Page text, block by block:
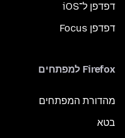
דפדפן ל־iOS
דפדפן Focus
Firefox למפתחים
מהדורת המפתחים
בטא